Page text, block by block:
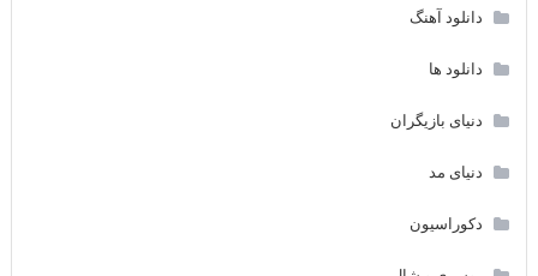
دانلود آهنگ
دانلود ها
دنیای بازیگران
دنیای مد
دکوراسیون